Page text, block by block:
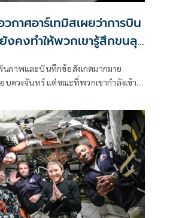
าศอาร์เทมิสเผยว่าการบิน
คงทำให้พวกเขารู้สึกขนลุก
ภาพและบันทึกข้อสังเกตมากมาย
บดวงจันทร์ แต่ขณะที่พวกเขากำลังเข้า
มวลผลประสบการณ์สุดพิเศษที่พวกเขาได้